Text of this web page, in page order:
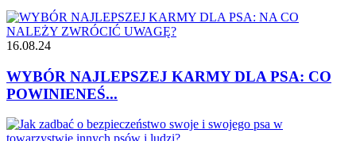
16.08.24
WYBÓR NAJLEPSZEJ KARMY DLA PSA: CO
POWINIENEŚ...